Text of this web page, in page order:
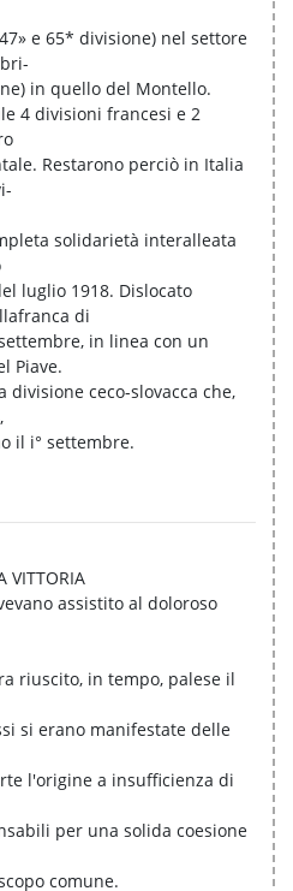
e 65* divisione) nel settore
in quello del Montello.
4 divisioni francesi e 2
Restarono perciò in Italia
solidarietà interalleata
luglio 1918. Dislocato
di
in linea con un
Piave.
divisione ceco-slovacca che,
il i° settembre.
VITTORIA
assistito al doloroso
riuscito, in tempo, palese il
si erano manifestate delle
l'origine a insufficienza di
per una solida coesione
comune.